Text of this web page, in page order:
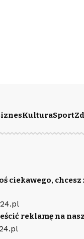
KulturaSport
ciekawego,
reklamę na